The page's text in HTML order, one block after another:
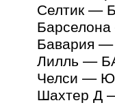
Селтик —
Бавария —
Лилль —
Челси —
Шахтер Д